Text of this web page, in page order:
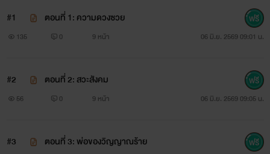
#1 ตอนที่ 1: ความดวงซวย
135 0 9 หน้า 06 มิ.ย. 2569 09:01 น.
#2 ตอนที่ 2: สวะสังคม
56 0 9 หน้า 06 มิ.ย. 2569 09:05 น.
#3 ตอนที่ 3: พ่อของวิญญาณร้าย